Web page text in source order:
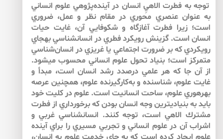
توجه به فطرت الاهيِ انسان در آينده‌پژوهي علوم انساني
به عنوان عنصري محوري در مقام نظر و عمل، ضروري
است؛ زيرا فطرت آغازگاه و شكوفايي آن، غايت حيات
انسان است. گزينش رويكرد فطري در انسان­شناسي به­جاي
رويكردي كه بر ضرورت اجتماعي يا غريزي در انسان‌شناسي
متمركز است؛ بنياد تحول علوم انساني محسوب مي­شود.
از آن جا كه هر علمي درصدد رشد انسان است، مبدأ و
غايت علوم، شناسنده و به‌كارگيرنده علوم، همچنين عرصه
بهره­وري علوم، ساحت انسانيت است. علوم در كليت خود
بايد به بنيادي­ترين وجه انسان بودن كه برخورداري از فطرت
مشترك الاهي است، توجه كنند. انسان­شناسي غربي و
اشراب آن در علوم انساني و تجربي مسيري را براي آينده